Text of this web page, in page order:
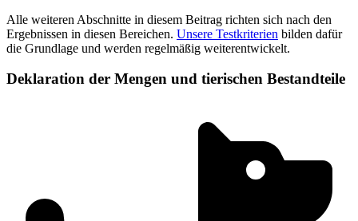
Alle weiteren Abschnitte in diesem Beitrag richten sich nach den
Ergebnissen in diesen Bereichen. Unsere Testkriterien bilden dafür
die Grundlage und werden regelmäßig weiterentwickelt.
Deklaration der Mengen und tierischen Bestandteile